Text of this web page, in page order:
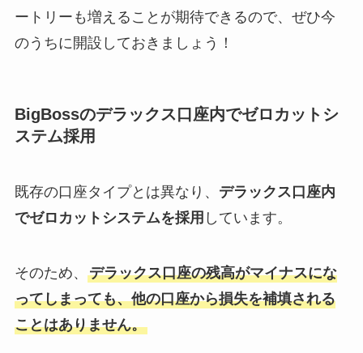
ートリーも増えることが期待できるので、ぜひ今
のうちに開設しておきましょう！
BigBossのデラックス口座内でゼロカットシ
ステム採用
既存の口座タイプとは異なり、 デラックス口座内
でゼロカットシステムを採用 しています。
そのため、 デラックス口座の残高がマイナスにな
ってしまっても、他の口座から損失を補填される
ことはありません。